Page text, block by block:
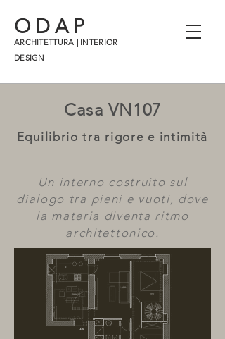
ODAP
ARCHITETTURA | INTERIOR
DESIGN
Casa VN107
Equilibrio tra rigore e intimità
Un interno costruito sul
dialogo tra pieni e vuoti, dove
la materia diventa ritmo
architettonico.